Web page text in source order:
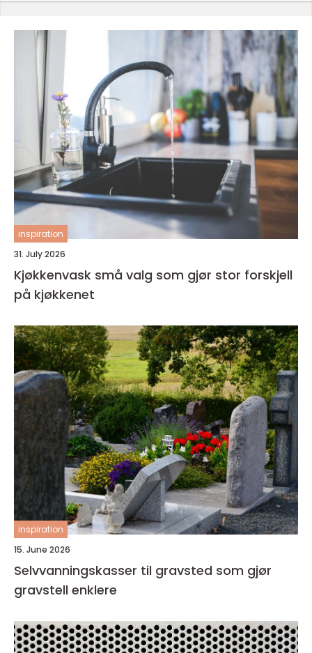
inspiration
31. July 2026
Kjøkkenvask små valg som gjør stor forskjell
på kjøkkenet
inspiration
15. June 2026
Selvvanningskasser til gravsted som gjør
gravstell enklere